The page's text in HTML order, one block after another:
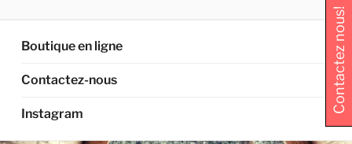
Boutique en ligne
Contactez-nous
Instagram Contactez nous!